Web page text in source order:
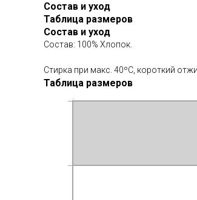
Состав и уход
Таблица размеров
Состав и уход
Состав: 100% Хлопок.
Стирка при макс. 40ºС, короткий
Таблица размеров